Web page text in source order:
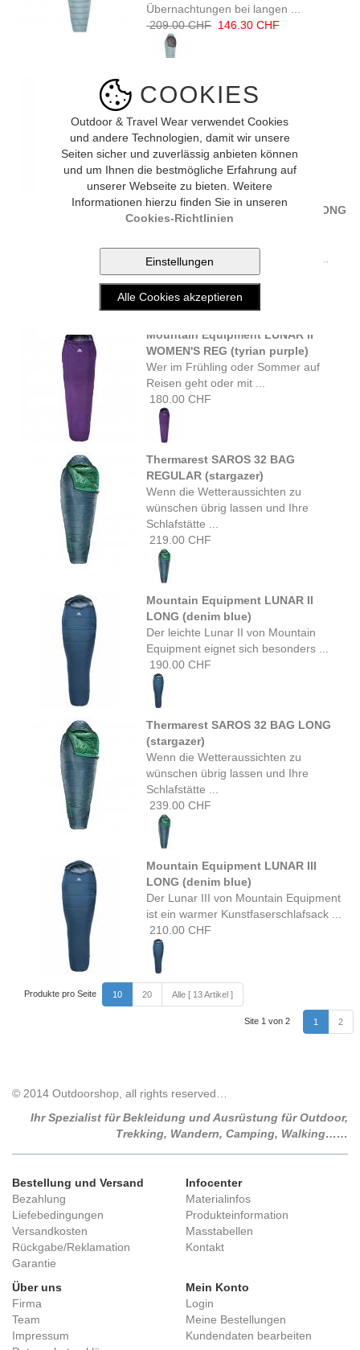
COOKIES
Outdoor & Travel Wear verwendet Cookies
und andere Technologien, damit wir unsere
Seiten sicher und zuverlässig anbieten können
und um Ihnen die bestmögliche Erfahrung auf
unserer Webseite zu bieten. Weitere
Informationen hierzu finden Sie in unseren
Cookies-Richtlinien
Übernachtungen bei langen ...
209.00 CHF 146.30 CHF
Mountain Equipment LUNAR I
WOMEN'S (tyrian purple)
Wer im Frühling oder Sommer auf
Reisen geht oder mit ...
150.00 CHF
Mountain Equipment LUNAR I LONG
(denim blue)
Equipment eignet sich besonders ...
160.00 CHF
Mountain Equipment LUNAR II
WOMEN'S REG (tyrian purple)
Wer im Frühling oder Sommer auf
Reisen geht oder mit ...
180.00 CHF
Thermarest SAROS 32 BAG
REGULAR (stargazer)
Wenn die Wetteraussichten zu
wünschen übrig lassen und Ihre
Schlafstätte ...
219.00 CHF
Mountain Equipment LUNAR II
LONG (denim blue)
Der leichte Lunar II von Mountain
Equipment eignet sich besonders ...
190.00 CHF
Thermarest SAROS 32 BAG LONG
(stargazer)
Wenn die Wetteraussichten zu
wünschen übrig lassen und Ihre
Schlafstätte ...
239.00 CHF
Mountain Equipment LUNAR III
LONG (denim blue)
Der Lunar III von Mountain Equipment
ist ein warmer Kunstfaserschlafsack ...
210.00 CHF
Produkte pro Seite 10 20 Alle [ 13 Artikel ]
Site 1 von 2 1 2
© 2014 Outdoorshop, all rights reserved…
Ihr Spezialist für Bekleidung und Ausrüstung für Outdoor,
Trekking, Wandern, Camping, Walking……
Bestellung und Versand
Bezahlung
Liefebedingungen
Versandkosten
Rückgabe/Reklamation
Garantie
Infocenter
Materialinfos
Produkteinformation
Masstabellen
Kontakt
Über uns
Firma
Team
Impressum
Mein Konto
Login
Meine Bestellungen
Kundendaten bearbeiten